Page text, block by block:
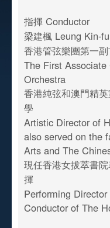
指揮 Conductor
梁建楓 Leung Kin-
香港管弦樂團第一
The First
Orchestra
香港純弦和澳門精
學
Artistic Director of
also served on the
Arts and The
現任香港女拔萃書
揮
Performing
Conductor of The